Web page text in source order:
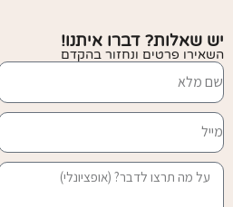
יש שאלות? דברו איתנו!
השאירו פרטים ונחזור בהקדם